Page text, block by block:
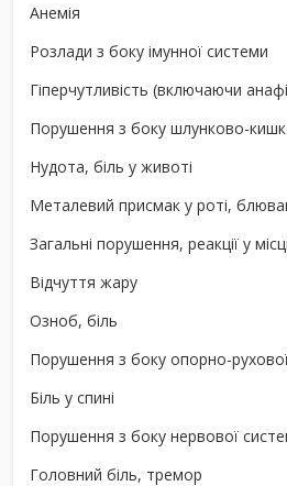
Анемія
Розлади з боку імунної системи
Гіперчутливість (включаючи
Порушення з боку шлунково-
Нудота, біль у животі
Металевий присмак у роті,
Загальні порушення, реакції у
Відчуття жару
Озноб, біль
Порушення з боку опорно-
Біль у спині
Порушення з боку нервової
Головний біль, тремор